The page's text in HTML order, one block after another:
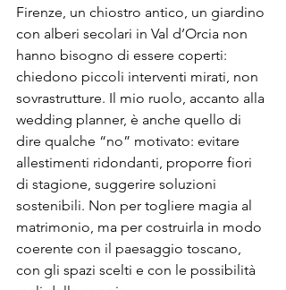
Firenze, un chiostro antico, un giardino
con alberi secolari in Val d’Orcia non
hanno bisogno di essere coperti:
chiedono piccoli interventi mirati, non
sovrastrutture. Il mio ruolo, accanto alla
wedding planner, è anche quello di
dire qualche “no” motivato: evitare
allestimenti ridondanti, proporre fiori
di stagione, suggerire soluzioni
sostenibili. Non per togliere magia al
matrimonio, ma per costruirla in modo
coerente con il paesaggio toscano,
con gli spazi scelti e con le possibilità